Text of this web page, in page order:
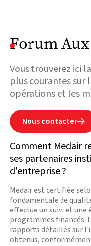
Forum
Vous trouverez ici
plus courantes sur
opérations et les
Nous contacter
Comment Medair
ses partenaires
d'entreprise ?
Medair est certifiée
fondamentale de
effectue un suivi et une
programmes financés.
rapports détaillés sur
obtenus,